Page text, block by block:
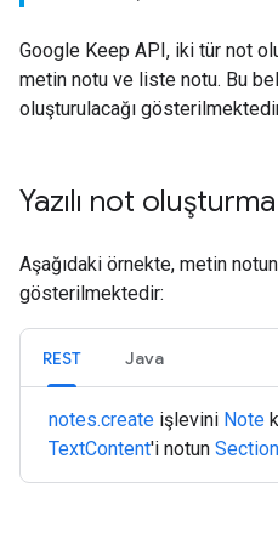
Google Keep API, iki tür not
metin notu ve liste notu. Bu
oluşturulacağı
Yazılı not oluşturma
Aşağıdaki örnekte, metin
gösterilmektedir:
REST Java
notes.create işlevini Note
TextContent'i notun Section